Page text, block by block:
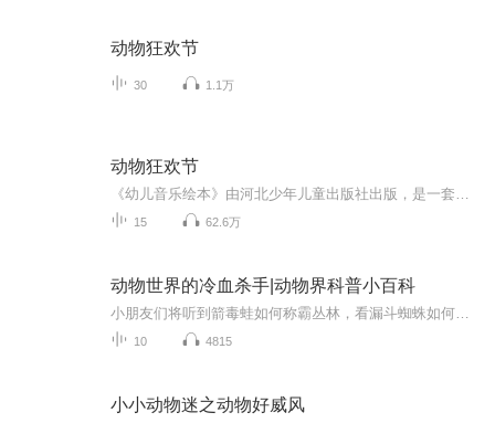
动物狂欢节
30 1.1万
动物狂欢节
15 62.6万
动物世界的冷血杀手|动物界科普小百科
10 4815
小小动物迷之动物好威风